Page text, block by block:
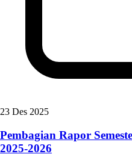
23 Des 2025
Pembagian Rapor
2025-2026